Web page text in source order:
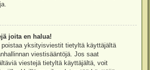
joita en halua!
yksityisviestit tietyltä käyttäjältä
viestisääntöjä. Jos saat
viestejä tietyltä käyttäjältä, voit